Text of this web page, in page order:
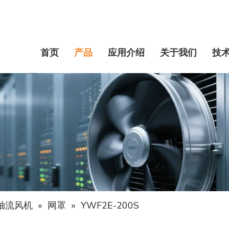
首页 产品 应用介绍 关于我们 技
流风机 » 网罩 » YWF2E-200S